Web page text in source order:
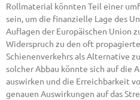
Rollmaterial könnten Teil einer
sein, um die finanzielle Lage des
Auflagen der Europäischen Union
Widerspruch zu den oft
Schienenverkehrs als Alternative
solcher Abbau könnte sich auf die
auswirken und die Erreichbarkeit
genauen Auswirkungen auf das